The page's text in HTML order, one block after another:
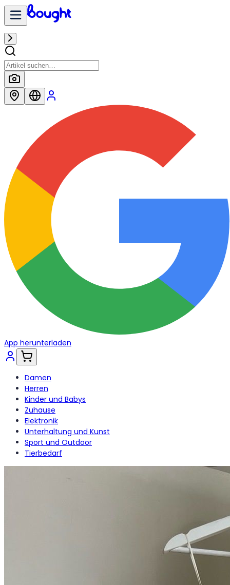
App herunterladen
Damen
Herren
Kinder und Babys
Zuhause
Elektronik
Unterhaltung und Kunst
Sport und Outdoor
Tierbedarf